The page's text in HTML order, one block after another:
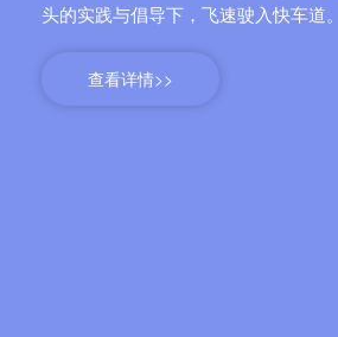
头的实践与倡导下，飞速驶入快车道。 在一背景下，公司适机而动，于2020年6月30日正式推出“璞怡
制，大幅度降低用工企
查看详情>>